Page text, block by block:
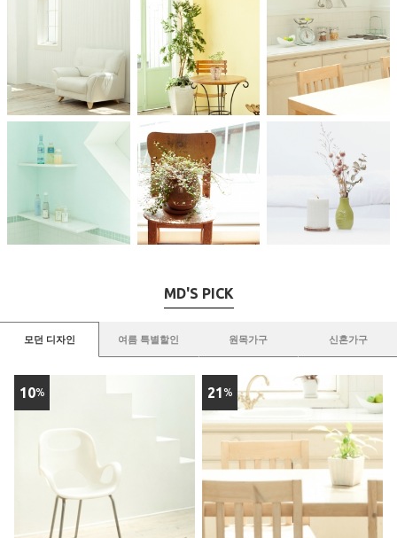
MD'S PICK
모던 디자인 여름 특별할인 원목가구 신혼가구
10% 21 %